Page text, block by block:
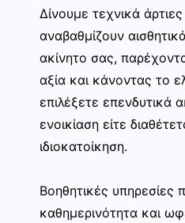
Δίνουμε τεχνικά
αναβαθμίζουν
ακίνητο σας,
αξία και κάνοντας το
επιλέξετε επενδυτικά
ενοικίαση είτε
ιδιοκατοίκηση.
Βοηθητικές υπηρεσίες
καθημερινότητα και